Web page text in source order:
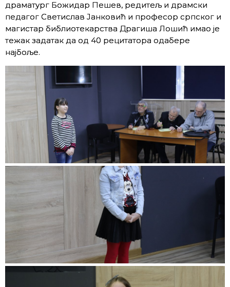
драматург Божидар Пешев, редитељ и драмски
педагог Светислав Јанковић и професор српског и
магистар библиотекарства Драгиша Лошић имао је
тежак задатак да од 40 рецитатора одабере
најбоље.